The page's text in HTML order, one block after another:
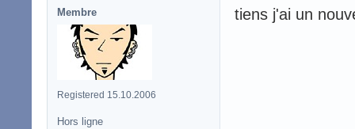
Membre
Registered 15.10.2006
tiens j'ai un
Hors ligne